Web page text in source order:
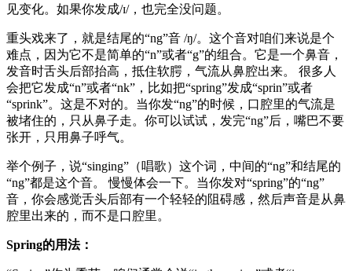
见变化。如果你发成/ɪ/，也完全没问题。
重头戏来了，就是结尾的“ng”音 /ŋ/。这个音对咱们来说是个
难点，因为它不是简单的“n”或者“g”的组合。它是一个鼻音，
发音时舌头后部抬高，抵住软腭，气流从鼻腔出来。 很多人
会把它发成“n”或者“nk”，比如把“spring”发成“sprin”或者
“sprink”。这是不对的。当你发“ng”的时候，口腔里的气流是
被堵住的，只从鼻子走。你可以试试，发完“ng”后，嘴巴不要
张开，只用鼻子呼气。
举个例子，说“singing”（唱歌）这个词，中间的“ng”和结尾的
“ng”都是这个音。 慢慢体会一下。当你发对“spring”的“ng”
音，你会感觉舌头后部有一个轻轻的阻碍感，然后声音是从鼻
腔里出来的，而不是口腔里。
Spring的用法：